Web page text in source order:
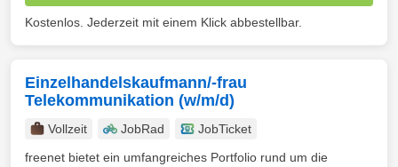
Kostenlos. Jederzeit mit einem Klick abbestellbar.
Einzelhandelskaufmann/-frau
Telekommunikation (w/m/d)
Vollzeit JobRad
JobTicket
freenet bietet ein umfangreiches Portfolio rund um die